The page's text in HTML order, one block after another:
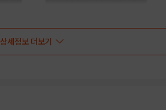
상세정보 더보기